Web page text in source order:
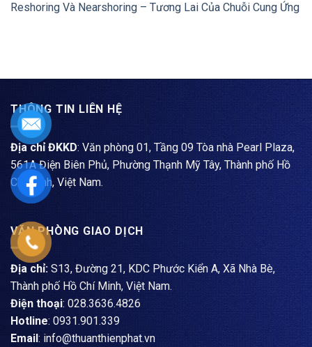
Reshoring Và Nearshoring – Tương Lai Của Chuỗi Cung Ứng
THÔNG TIN LIÊN HỆ
Địa chỉ ĐKKD: Văn phòng 01, Tầng 09 Tòa nhà Pearl Plaza,
561A Điện Biên Phủ, Phường Thạnh Mỹ Tây, Thành phố Hồ
Chí Minh, Việt Nam.
VĂN PHÒNG GIAO DỊCH
Địa chỉ: S13, Đường 21, KDC Phước Kiển A, Xã Nhà Bè,
Thành phố Hồ Chí Minh, Việt Nam.
Điện thoại: ​028.3636.4826
Hotline: 0931.901.339
Email: info@thuanthienphat.vn